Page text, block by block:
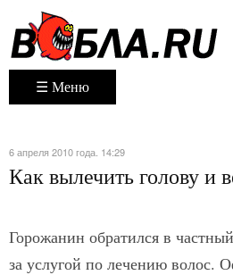
☰ Меню
6 апреля 2010 года. 14:29
Как вылечить голову и
Горожанин обратился в
за услугой по лечению волос.